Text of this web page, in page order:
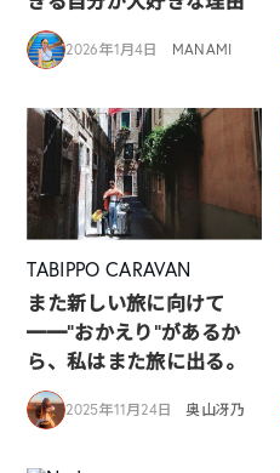
2026年1月4日 MANAMI
TABIPPO CARAVAN
また新しい旅に向けて
━━“おかえり”があるか
ら、私はまた旅に出る。
2025年11月24日 奥山冴乃